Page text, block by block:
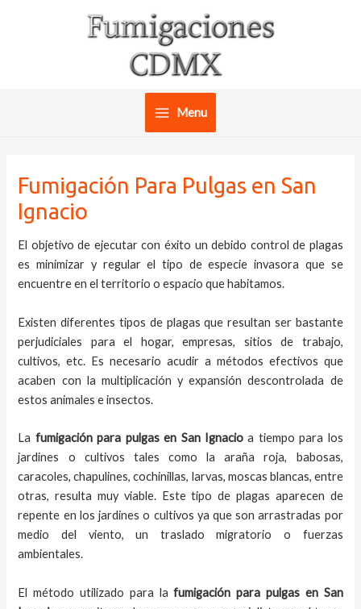
Main
Menu
Fumigación Para Pulgas en San
Ignacio
El objetivo de ejecutar con éxito un debido control de plagas
es minimizar y regular el tipo de especie invasora que se
encuentre en el territorio o espacio que habitamos.
Existen diferentes tipos de plagas que resultan ser bastante
perjudiciales para el hogar, empresas, sitios de trabajo,
cultivos, etc. Es necesario acudir a métodos efectivos que
acaben con la multiplicación y expansión descontrolada de
estos animales e insectos.
La fumigación para pulgas en San Ignacioa tiempo para los
jardines o cultivos tales como la araña roja, babosas,
caracoles, chapulines, cochinillas, larvas, moscas blancas, entre
otras, resulta muy viable. Este tipo de plagas aparecen de
repente en los jardines o cultivos ya que son arrastradas por
medio del viento, un traslado migratorio o fuerzas
ambientales.
El método utilizado para la fumigación para pulgas en San